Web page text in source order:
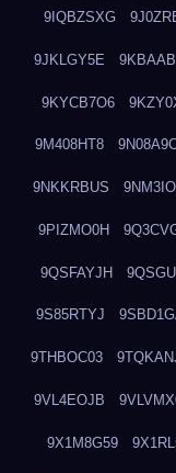
9IQBZSXG
9JKLGY5E
9KYCB7O6
9M408HT8
9NKKRBUS
9PIZMO0H
9QSFAYJH
9S85RTYJ
9THBOC03
9VL4EOJB
9X1M8G59